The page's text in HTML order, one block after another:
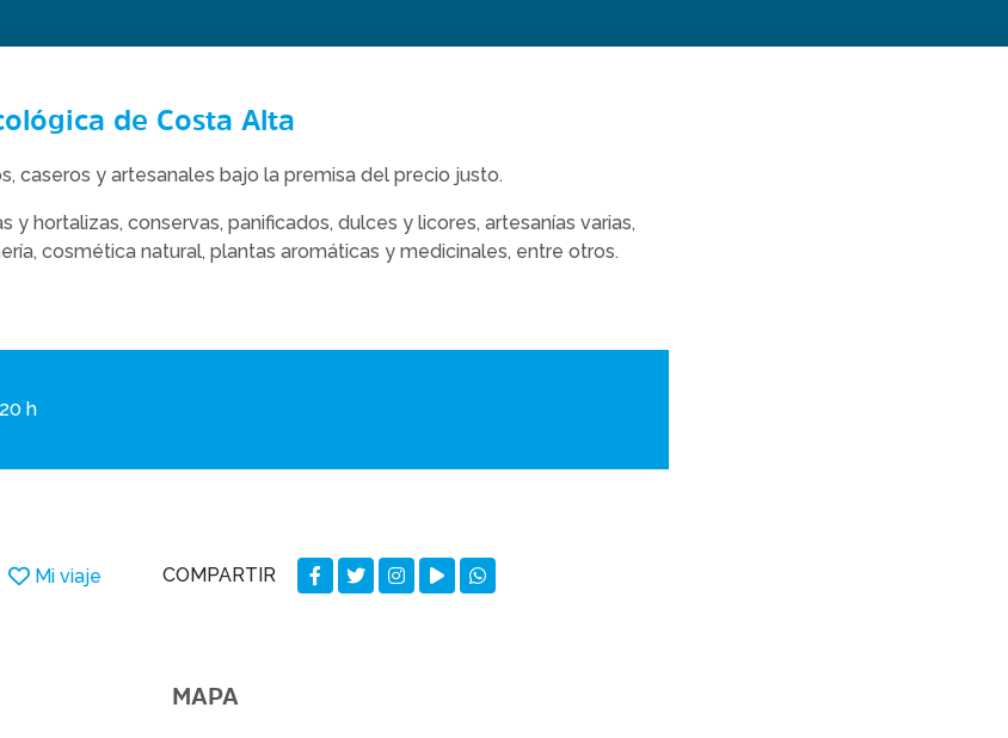
de Costa Alta
caseros y artesanales bajo la premisa del precio justo.
y hortalizas, conservas, panificados, dulces y licores, artesanías varias,
cosmética natural, plantas aromáticas y medicinales, entre otros.
h
Mi viaje COMPARTIR
MAPA